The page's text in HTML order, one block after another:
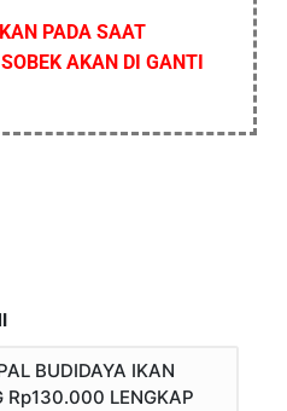
PADA SAAT
AKAN DI GANTI
BUDIDAYA IKAN
Rp130.000 LENGKAP